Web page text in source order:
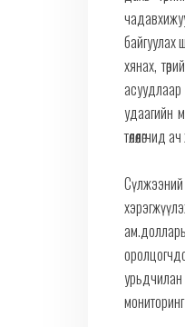
байгуулах
хянах,
удаагийн
Сүлжээний